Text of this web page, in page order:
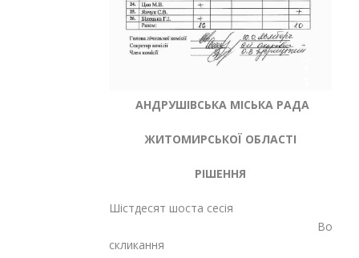
АНДРУШІВСЬКА МІСЬКА РАДА
ЖИТОМИРСЬКОЇ ОБЛАСТІ
РІШЕННЯ
Шістдесят шоста сесія
скликання